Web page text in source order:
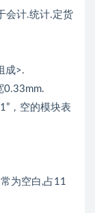
会计.统计.定货
成>.
0.33mm.
，空的模块表
为空白,占11